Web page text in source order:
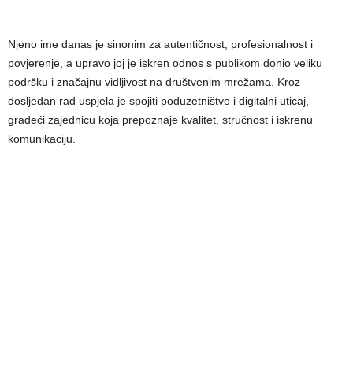
Njeno ime danas je sinonim za autentičnost, profesionalnost i
povjerenje, a upravo joj je iskren odnos s publikom donio veliku
podršku i značajnu vidljivost na društvenim mrežama. Kroz
dosljedan rad uspjela je spojiti poduzetništvo i digitalni uticaj,
gradeći zajednicu koja prepoznaje kvalitet, stručnost i iskrenu
komunikaciju.